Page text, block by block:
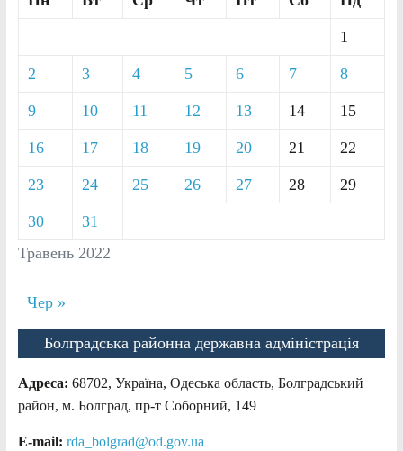
Травень 2022
1
2 3 4 5 6 7 8
9 10 11 12 13 14 15
16 17 18 19 20 21 22
23 24 25 26 27 28 29
30 31
Чер »
Болградська районна державна адміністрація
Адреса: 68702, Україна, Одеська область, Болградський
район, м. Болград, пр-т Соборний, 149
E-mail: rda_bolgrad@od.gov.ua